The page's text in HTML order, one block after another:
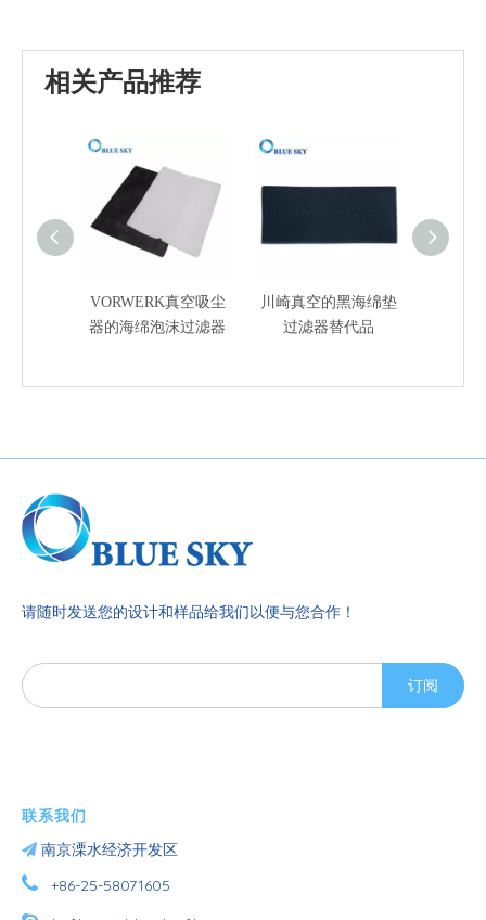
相关产品推荐
VORWERK真空吸尘
器的海绵泡沫过滤器
川崎真空的黑海绵垫
过滤器替代品
请随时发送您的设计和样品给我们以便与您合作！
订阅
联系我们
 南京溧水经济开发区
 +86-25-58071605